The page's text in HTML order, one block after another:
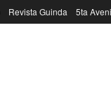
Revista Guinda 5ta